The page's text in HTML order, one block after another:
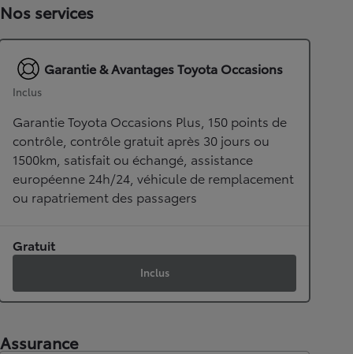
Nos services
Garantie & Avantages Toyota Occasions
Inclus
Garantie Toyota Occasions Plus, 150 points de
contrôle, contrôle gratuit après 30 jours ou
1500km, satisfait ou échangé, assistance
européenne 24h/24, véhicule de remplacement
ou rapatriement des passagers
Gratuit
Inclus
Assurance